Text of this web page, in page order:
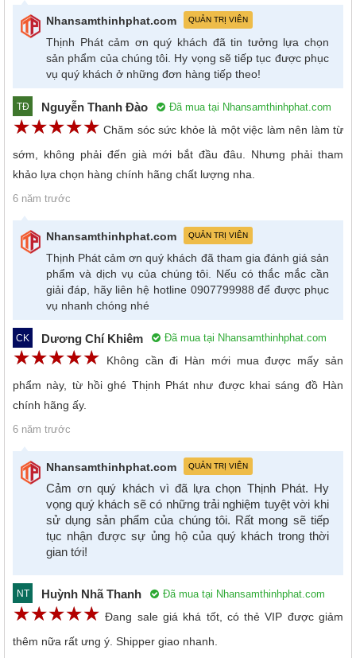
Nhansamthinhphat.com QUẢN TRỊ VIÊN
Thịnh Phát cảm ơn quý khách đã tin tưởng lựa chọn
sản phẩm của chúng tôi. Hy vọng sẽ tiếp tục được phục
vụ quý khách ở những đơn hàng tiếp theo!
TĐ Nguyễn Thanh Đào Đã mua tại Nhansamthinhphat.com
☆☆☆☆☆
★★★★★ Chăm sóc sức khỏe là một việc làm nên làm từ
sớm, không phải đến già mới bắt đầu đâu. Nhưng phải tham
khảo lựa chọn hàng chính hãng chất lượng nha.
6 năm trước
Nhansamthinhphat.com QUẢN TRỊ VIÊN
Thịnh Phát cảm ơn quý khách đã tham gia đánh giá sản
phẩm và dịch vụ của chúng tôi. Nếu có thắc mắc cần
giải đáp, hãy liên hệ hotline 0907799988 để được phục
vụ nhanh chóng nhé
CK Dương Chí Khiêm Đã mua tại Nhansamthinhphat.com
☆☆☆☆☆
★★★★★
Không cần đi Hàn mới mua được mấy sản
phẩm này, từ hồi ghé Thịnh Phát như được khai sáng đồ Hàn
chính hãng ấy.
6 năm trước
Nhansamthinhphat.com QUẢN TRỊ VIÊN
Cảm ơn quý khách vì đã lựa chọn Thịnh Phát. Hy
vọng quý khách sẽ có những trải nghiệm tuyệt vời khi
sử dụng sản phẩm của chúng tôi. Rất mong sẽ tiếp
tục nhận được sự ủng hộ của quý khách trong thời
gian tới!
NT Huỳnh Nhã Thanh Đã mua tại Nhansamthinhphat.com
☆☆☆☆☆
★★★★★ Đang sale giá khá tốt, có thẻ VIP được giảm
thêm nữa rất ưng ý. Shipper giao nhanh.